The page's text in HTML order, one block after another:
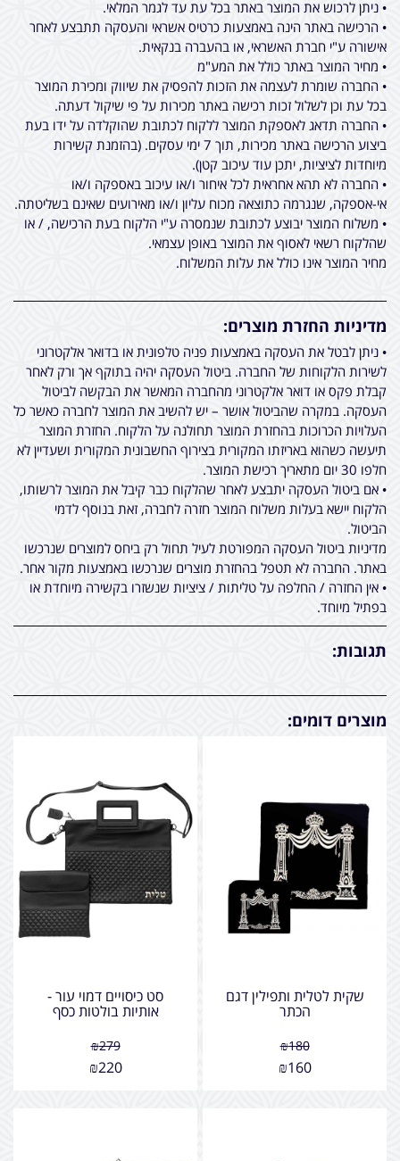
• ניתן לרכוש את המוצר באתר בכל עת עד לגמר המלאי.
• הרכישה באתר הינה באמצעות כרטיס אשראי והעסקה תתבצע לאחר
אישורה ע"י חברת האשראי, או בהעברה בנקאית.
• מחיר המוצר באתר כולל את המע"מ
• החברה שומרת לעצמה את הזכות להפסיק את שיווק ומכירת המוצר
בכל עת וכן לשלול זכות רכישה באתר מכירות על פי שיקול דעתה.
• החברה תדאג לאספקת המוצר ללקוח לכתובת שהוקלדה על ידו בעת
ביצוע הרכישה באתר מכירות, תוך 7 ימי עסקים. (בהזמנת קשירות
מיוחדות לציציות, יתכן עוד עיכוב קטן).
• החברה לא תהא אחראית לכל איחור ו/או עיכוב באספקה ו/או
אי-אספקה, שנגרמה כתוצאה מכוח עליון ו/או מאירועים שאינם בשליטתה.
• משלוח המוצר יבוצע לכתובת שנמסרה ע"י הלקוח בעת הרכישה, / או
שהלקוח רשאי לאסוף את המוצר באופן עצמאי.
מחיר המוצר אינו כולל את עלות המשלוח.
מדיניות החזרת מוצרים:
• ניתן לבטל את העסקה באמצעות פניה טלפונית או בדואר אלקטרוני
לשירות הלקוחות של החברה. ביטול העסקה יהיה בתוקף אך ורק לאחר
קבלת פקס או דואר אלקטרוני מהחברה המאשר את הבקשה לביטול
העסקה. במקרה שהביטול אושר – יש להשיב את המוצר לחברה כאשר כל
העלויות הכרוכות בהחזרת המוצר תחולנה על הלקוח. החזרת המוצר
תיעשה כשהוא באריזתו המקורית בצירוף החשבונית המקורית ושעדיין לא
חלפו 30 יום מתאריך רכישת המוצר.
• אם ביטול העסקה יתבצע לאחר שהלקוח כבר קיבל את המוצר לרשותו,
הלקוח יישא בעלות משלוח המוצר חזרה לחברה, זאת בנוסף לדמי
הביטול.
מדיניות ביטול העסקה המפורטת לעיל תחול רק ביחס למוצרים שנרכשו
באתר. החברה לא תטפל בהחזרת מוצרים שנרכשו באמצעות מקור אחר.
• אין החזרה / החלפה על טליתות / ציציות שנשזרו בקשירה מיוחדת או
בפתיל מיוחד.
תגובות:
מוצרים דומים:
שקית לטלית ותפילין דגם
הכתר
₪180
₪160
סט כיסויים דמוי עור -
אותיות בולטות כסף
₪279
₪220